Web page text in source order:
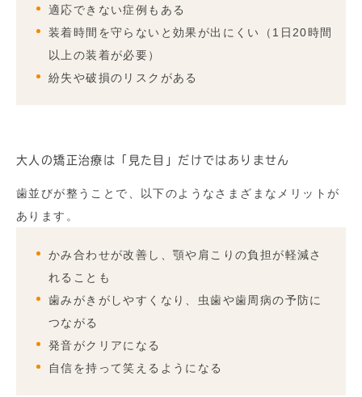
適応できない症例もある
装着時間を守らないと効果が出にくい（1日20時間
以上の装着が必要）
紛失や破損のリスクがある
大人の矯正治療は「見た目」だけではありません
歯並びが整うことで、以下のようなさまざまなメリットが
あります。
かみ合わせが改善し、顎や肩こりの負担が軽減さ
れることも
歯みがきがしやすくなり、虫歯や歯周病の予防に
つながる
発音がクリアになる
自信を持って笑えるようになる